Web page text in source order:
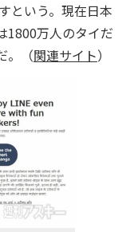
という。現在日本
1800万人のタイだ
。（関連サイト）